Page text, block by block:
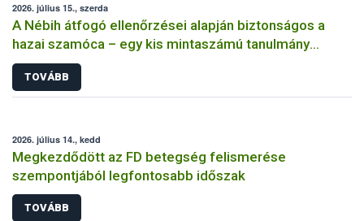
2026. július 15., szerda
A Nébih átfogó ellenőrzései alapján biztonságos a
hazai szamóca – egy kis mintaszámú tanulmány
indokolatlan aggodalmat kelthet
TOVÁBB
2026. július 14., kedd
Megkezdődött az FD betegség felismerése
szempontjából legfontosabb időszak
TOVÁBB